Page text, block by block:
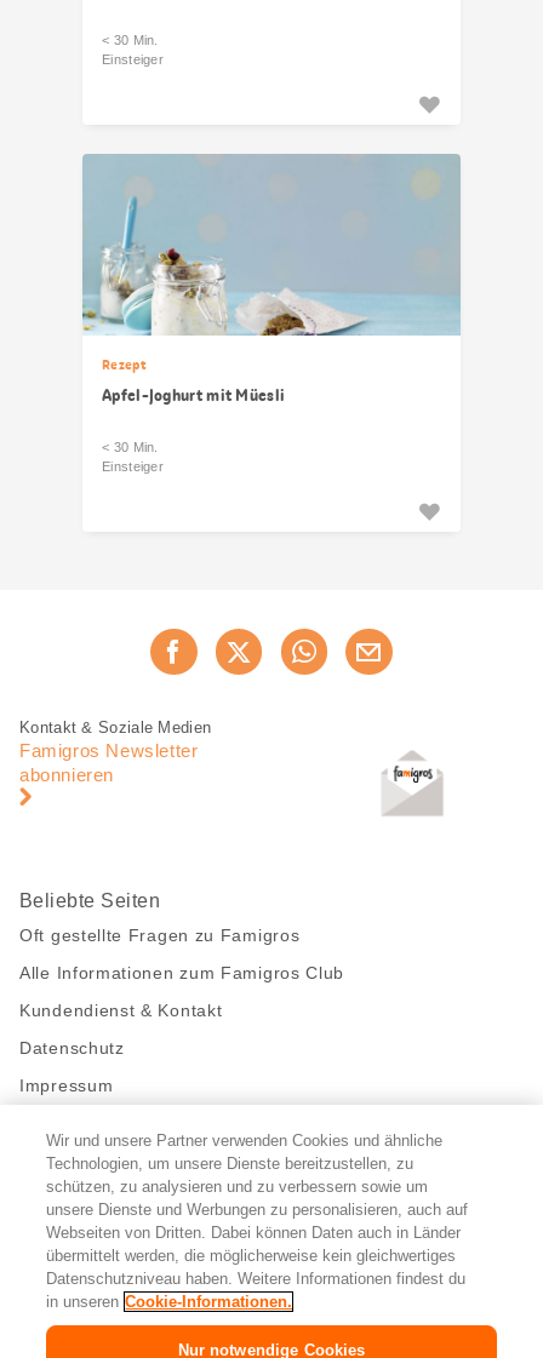
< 30 Min.
Einsteiger
Rezept
Apfel-Joghurt mit Müesli
< 30 Min.
Einsteiger
Jetzt weiterempfehlen
Fusszeile
Fusszeile
Navigation
Kontakt & Soziale Medien
Famigros Newsletter
abonnieren
Beliebte Seiten
Oft gestellte Fragen zu Famigros
Alle Informationen zum Famigros Club
Kundendienst & Kontakt
Datenschutz
Impressum
Bleibe mit uns in Kontakt
Facebook
https://twitter.com/migros
https://www.youtube.com/user/
PinterestInstagram
Cookie-Einstellungen
FR IT
Wir und unsere Partner verwenden Cookies und ähnliche
Technologien, um unsere Dienste bereitzustellen, zu
schützen, zu analysieren und zu verbessern sowie um
unsere Dienste und Werbungen zu personalisieren, auch auf
Webseiten von Dritten. Dabei können Daten auch in Länder
übermittelt werden, die möglicherweise kein gleichwertiges
Datenschutzniveau haben. Weitere Informationen findest du
in unseren Cookie-Informationen.
Nur notwendige Cookies